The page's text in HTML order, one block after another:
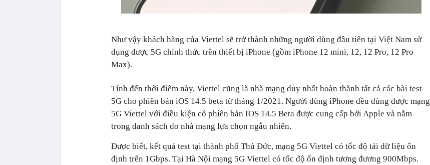
Như vậy khách hàng của Viettel sẽ trở thành những người dùng đầu tiên tại Việt Nam sử
dụng được 5G chính thức trên thiết bị iPhone (gồm iPhone 12 mini, 12, 12 Pro, 12 Pro
Max).
Tính đến thời điểm này, Viettel cũng là nhà mạng duy nhất hoàn thành tất cả các bài test
5G cho phiên bản iOS 14.5 beta từ tháng 1/2021. Người dùng iPhone đều dùng được mạng
5G Viettel với điều kiện có phiên bản IOS 14.5 Beta được cung cấp bởi Apple và nằm
trong danh sách do nhà mạng lựa chọn ngẫu nhiên.
Được biết, kết quả test tại thành phố Thủ Đức, mạng 5G Viettel có tốc độ tải dữ liệu ổn
định trên 1Gbps. Tại Hà Nội mạng 5G Viettel có tốc độ ổn định tương đương 900Mbps.